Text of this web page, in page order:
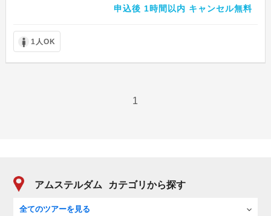
申込後 1時間以内 キャンセル無料
1人OK
1
アムステルダム カテゴリから探す
全てのツアーを見る